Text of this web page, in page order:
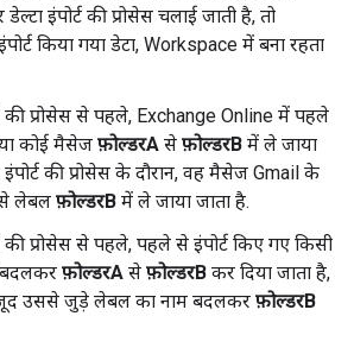
इंपोर्ट की प्रोसेस चलाई जाती है, तो
किया गया डेटा, Workspace में बना रहता
की प्रोसेस से पहले, Exchange Online में पहले
कोई मैसेज फ़ोल्डरA से फ़ोल्डरB में ले जाया
इंपोर्ट की प्रोसेस के दौरान, वह मैसेज Gmail के
लेबल फ़ोल्डरB में ले जाया जाता है.
की प्रोसेस से पहले, पहले से इंपोर्ट किए गए किसी
बदलकर फ़ोल्डरA से फ़ोल्डरB कर दिया जाता है,
उससे जुड़े लेबल का नाम बदलकर फ़ोल्डरB